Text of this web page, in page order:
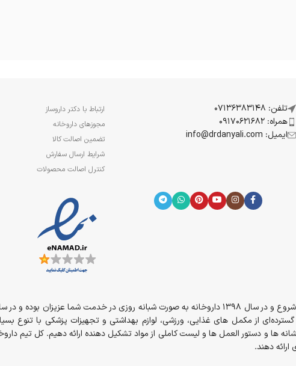
تلفن: 07136383148
همراه: 09170621682
ایمیل: info@drdanyali.com
ارتباط با دکتر داروساز
مجوزهای داروخانه
تضمین اصالت کالا
شرایط ارسال سفارش
کنترل اصالت محصولات
گسترده‌ای از مکمل های غذایی، ورزشی، لوازم بهداشتی و تجهیزات پزشکی با تنوع
ها و دستور العمل ها و لیست کاملی از مواد تشکیل دهنده ارائه دهیم. کل تیم
دهند.